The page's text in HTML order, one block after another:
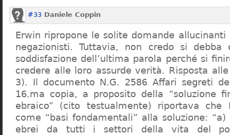
#33 Daniele Coppin
Erwin ripropone le solite domande
negazionisti. Tuttavia, non credo si debba
soddisfazione dell’ultima parola perché si
credere alle loro assurde verità. Risposta
3). Il documento N.G. 2586 Affari segreti
16.ma copia, a proposito della “soluzione
ebraico” (cito testualmente) riportava che
come “basi fondamentali” alla soluzione:
ebrei da tutti i settori della vita del